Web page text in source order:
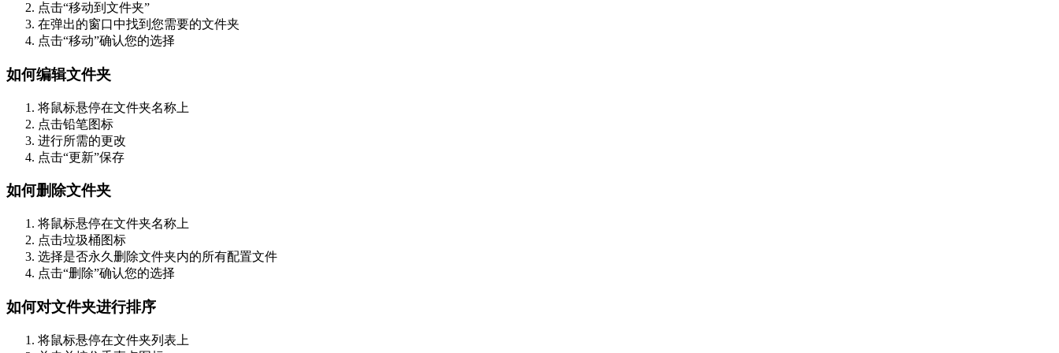
点击“移动到文件夹”
在弹出的窗口中找到您需要的文件夹
点击“移动”确认您的选择
如何编辑文件夹
将鼠标悬停在文件夹名称上
点击铅笔图标
进行所需的更改
点击“更新”保存
如何删除文件夹
将鼠标悬停在文件夹名称上
点击垃圾桶图标
选择是否永久删除文件夹内的所有配置文件
点击“删除”确认您的选择
如何对文件夹进行排序
将鼠标悬停在文件夹列表上